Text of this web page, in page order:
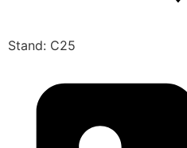
Stand: C25